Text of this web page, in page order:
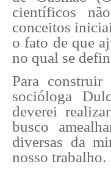
científicos
conceitos
o fato de que
no qual se
Para
socióloga
deverei
busco
diversas da
nosso trabalho.